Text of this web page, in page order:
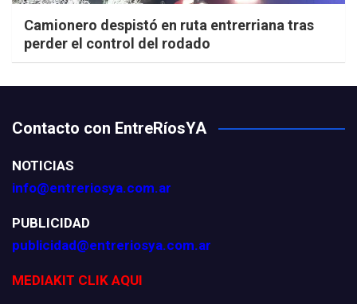
Camionero despistó en ruta entrerriana tras
perder el control del rodado
Contacto con EntreRíosYA
NOTICIAS
info@entreriosya.com.ar
PUBLICIDAD
publicidad@entreriosya.com.ar
MEDIAKIT CLIK AQUI